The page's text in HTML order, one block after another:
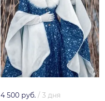
4 500 руб. / 3 дня